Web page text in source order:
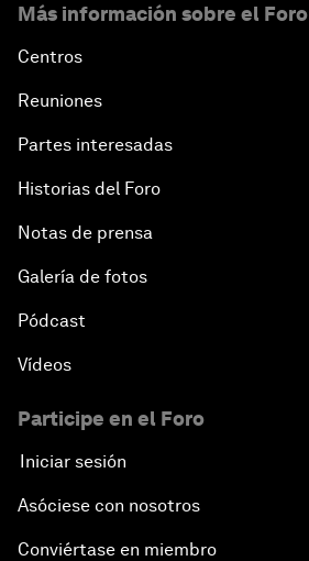
Más información sobre el Foro
Centros
Reuniones
Partes interesadas
Historias del Foro
Notas de prensa
Galería de fotos
Pódcast
Vídeos
Participe en el Foro
Iniciar sesión
Asóciese con nosotros
Conviértase en miembro